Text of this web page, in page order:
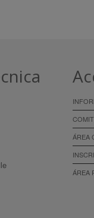
ÁREA
ÁREA